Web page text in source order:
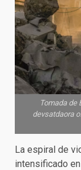
Tomada de
devsatdaora
La espiral de
intensificado